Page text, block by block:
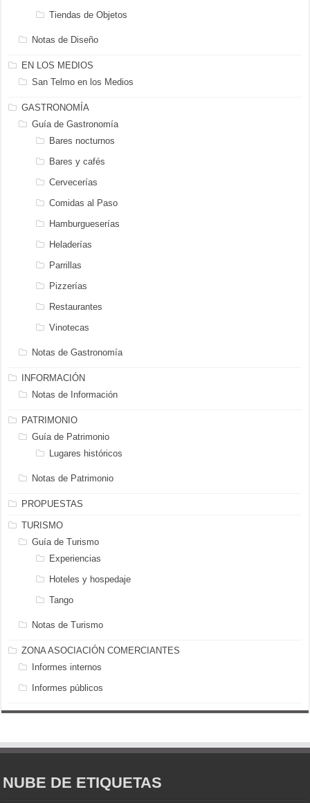
Tiendas de Objetos
Notas de Diseño
EN LOS MEDIOS
San Telmo en los Medios
GASTRONOMÍA
Guía de Gastronomía
Bares nocturnos
Bares y cafés
Cervecerías
Comidas al Paso
Hamburgueserías
Heladerías
Parrillas
Pizzerías
Restaurantes
Vinotecas
Notas de Gastronomía
INFORMACIÓN
Notas de Información
PATRIMONIO
Guía de Patrimonio
Lugares históricos
Notas de Patrimonio
PROPUESTAS
TURISMO
Guía de Turismo
Experiencias
Hoteles y hospedaje
Tango
Notas de Turismo
ZONA ASOCIACIÓN COMERCIANTES
Informes internos
Informes públicos
NUBE DE ETIQUETAS